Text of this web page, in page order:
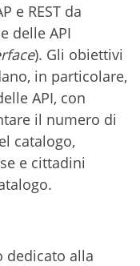
e REST da
delle API
). Gli obiettivi
in particolare,
API, con
il numero di
catalogo,
e cittadini
dedicato alla